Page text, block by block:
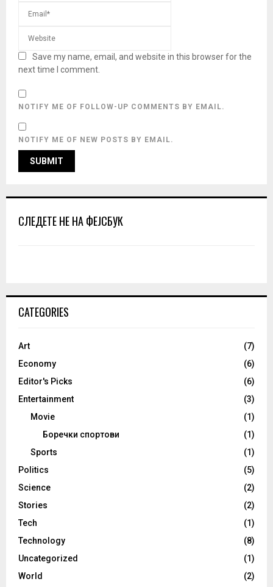
Save my name, email, and website in this browser for the
next time I comment.
NOTIFY ME OF FOLLOW-UP COMMENTS BY EMAIL.
NOTIFY ME OF NEW POSTS BY EMAIL.
СЛЕДЕТЕ НЕ НА ФЕЈСБУК
CATEGORIES
Art
(7)
Economy
(6)
Editor's Picks
(6)
Entertainment
(3)
Movie
(1)
Боречки спортови
(1)
Sports
(1)
Politics
(5)
Science
(2)
Stories
(2)
Tech
(1)
Technology
(8)
Uncategorized
(1)
World
(2)